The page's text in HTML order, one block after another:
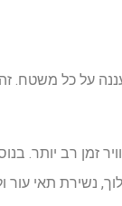
על כל משטח. זה
זמן רב יותר.
נשירת תאי עור